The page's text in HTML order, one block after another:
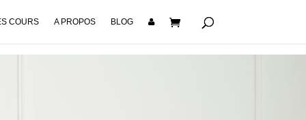
COURS A PROPOS BLOG